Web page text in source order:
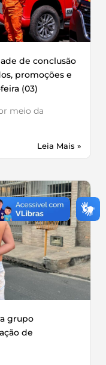
de conclusão
promoções e
(03)
meio da
Leia Mais »
grupo
de